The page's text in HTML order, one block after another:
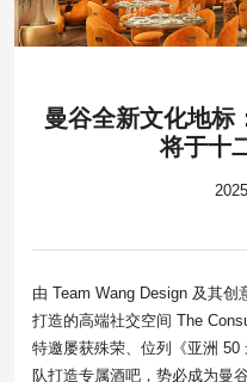
曼谷全新文化地
将于十
由 Team Wang Design 及其
打造的高端社交空间 The
特邀屡获殊荣、位列《亚洲
队打造专属酒吧，势必成为曼